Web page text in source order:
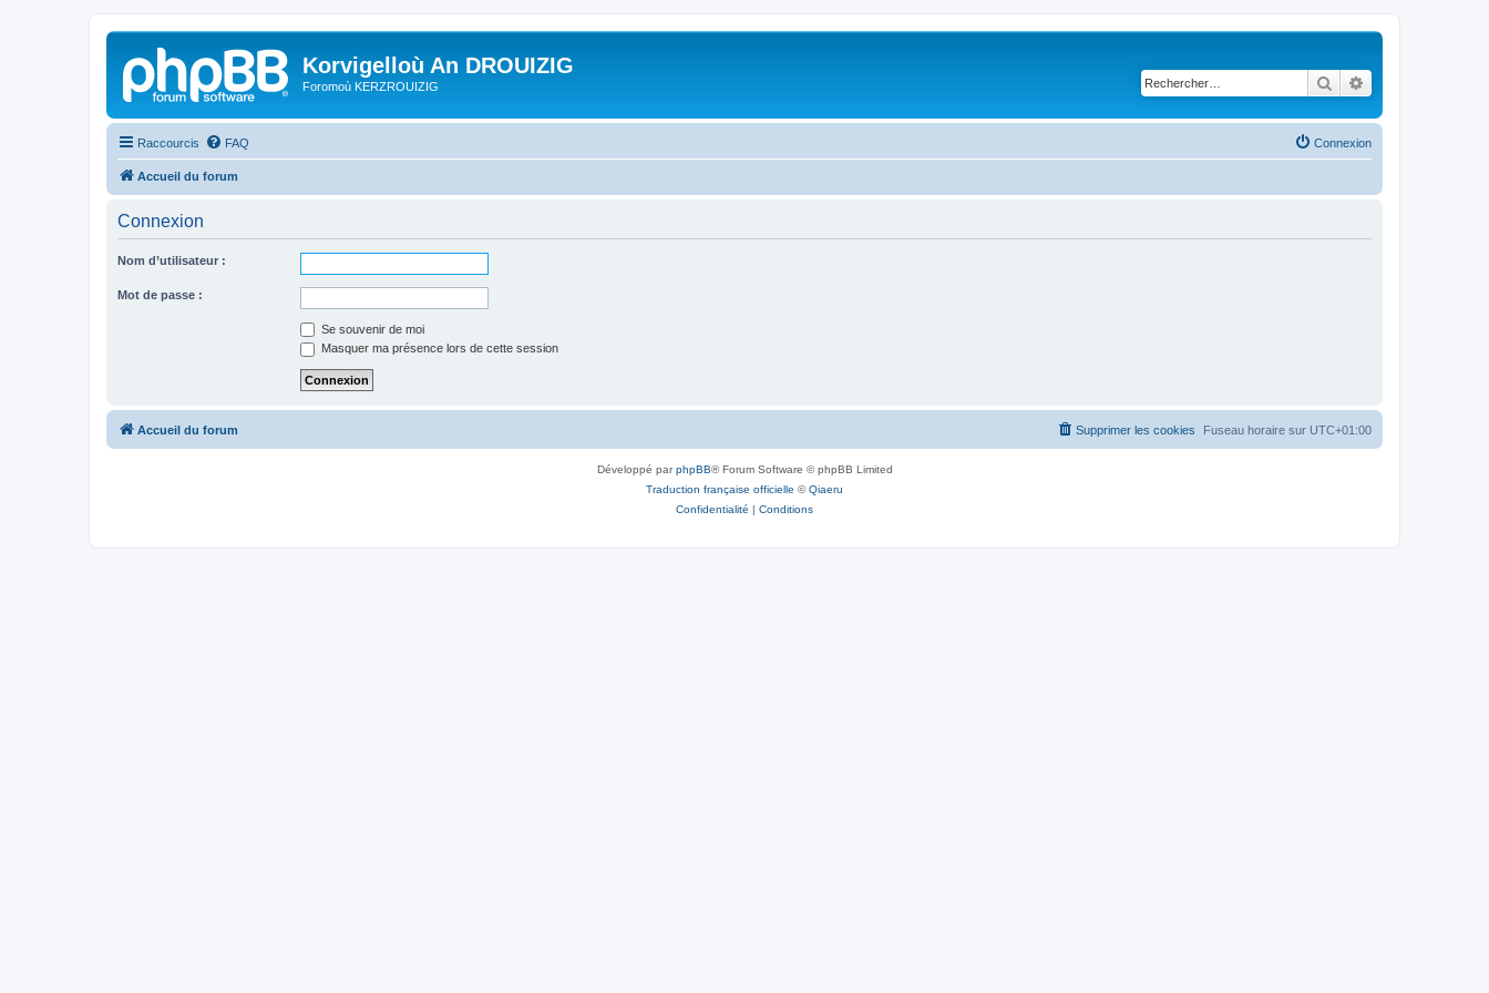
Korvigelloù An DROUIZIG
Foromoù KERZROUIZIG Rechercher
Raccourcis FAQ Connexion
Accueil du forum
Connexion
Nom d’utilisateur :
Mot de passe :
Se souvenir de moi
Masquer ma présence lors de cette session
Accueil du forum Fuseau horaire sur UTC+01:00
Supprimer les cookies
Développé parphpBB® Forum Software © phpBB Limited
Traduction française officielle ©Qiaeru
Confidentialité | Conditions